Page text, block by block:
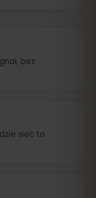
bez
sieć to